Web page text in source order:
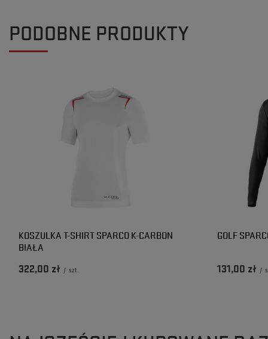
PODOBNE PRODUKTY
KOSZULKA T-SHIRT SPARCO K-CARBON
BIAŁA
322,00 zł / szt.
GOLF
131,00 zł /